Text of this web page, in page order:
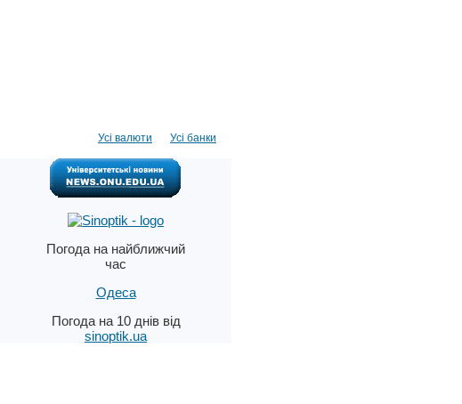
Усі банки
Усі валюти
Погода на найближчий
час
Одеса
Погода на 10 днів від
sinoptik.ua